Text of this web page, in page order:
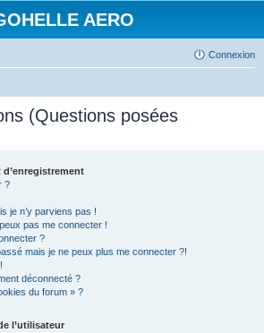
AERO
Connexion
(Questions posées
?
je n’y parviens pas !
pas me connecter !
?
mais je ne peux plus me connecter ?!
déconnecté ?
du forum » ?
l’utilisateur